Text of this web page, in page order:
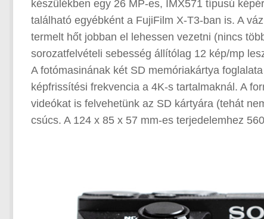
készülékben egy 26 MP-es, IMX571 típusú
található egyébként a FujiFilm X-T3-ban is. A
termelt hőt jobban el lehessen vezetni (nincs
sorozatfelvételi sebesség állítólag 12 kép/mp
A fotómasinának két SD memóriakártya
képfrissítési frekvencia a 4K-s tartalmaknál. A
videókat is felvehetünk az SD kártyára (tehát
csúcs. A 124 x 85 x 57 mm-es terjedelemhez